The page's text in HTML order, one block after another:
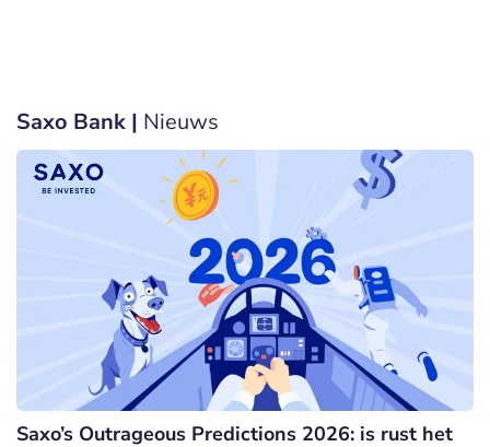
Saxo Bank | Nieuws
Saxo’s Outrageous Predictions 2026: is rust het